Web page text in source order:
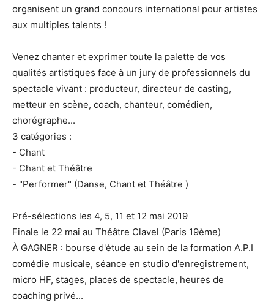
organisent un grand concours international pour artistes
aux multiples talents !
Venez chanter et exprimer toute la palette de vos
qualités artistiques face à un jury de professionnels du
spectacle vivant : producteur, directeur de casting,
metteur en scène, coach, chanteur, comédien,
chorégraphe...
3 catégories :
- Chant
- Chant et Théâtre
- "Performer" (Danse, Chant et Théâtre )
Pré-sélections les 4, 5, 11 et 12 mai 2019
Finale le 22 mai au Théâtre Clavel (Paris 19ème)
À GAGNER : bourse d'étude au sein de la formation A.P.I
comédie musicale, séance en studio d'enregistrement,
micro HF, stages, places de spectacle, heures de
coaching privé...